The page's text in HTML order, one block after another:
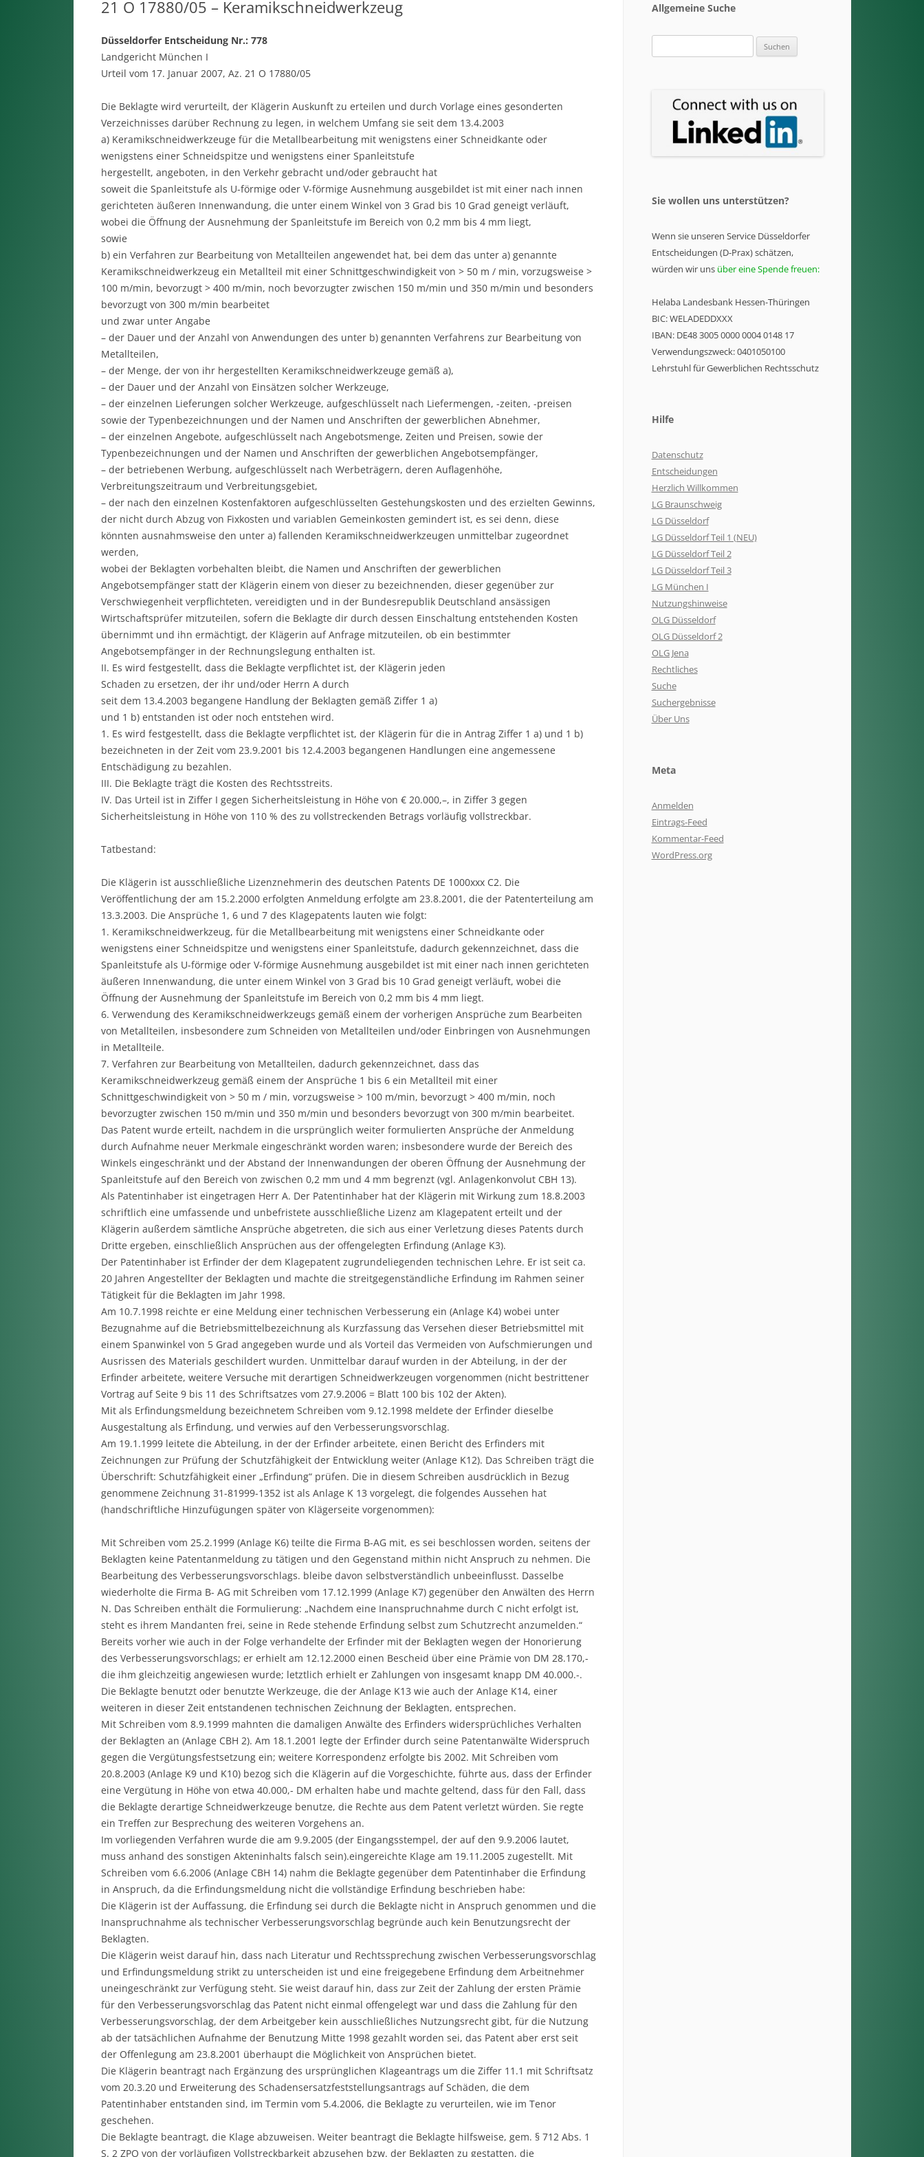
21 O 17880/05 – Keramikschneidwerkzeug
Düsseldorfer Entscheidung Nr.: 778
Landgericht München I
Urteil vom 17. Januar 2007, Az. 21 O 17880/05
Die Beklagte wird verurteilt, der Klägerin Auskunft zu erteilen und durch Vorlage eines gesonderten
Verzeichnisses darüber Rechnung zu legen, in welchem Umfang sie seit dem 13.4.2003
a) Keramikschneidwerkzeuge für die Metallbearbeitung mit wenigstens einer Schneidkante oder
wenigstens einer Schneidspitze und wenigstens einer Spanleitstufe
hergestellt, angeboten, in den Verkehr gebracht und/oder gebraucht hat
soweit die Spanleitstufe als U-förmige oder V-förmige Ausnehmung ausgebildet ist mit einer nach innen
gerichteten äußeren Innenwandung, die unter einem Winkel von 3 Grad bis 10 Grad geneigt verläuft,
wobei die Öffnung der Ausnehmung der Spanleitstufe im Bereich von 0,2 mm bis 4 mm liegt,
sowie
b) ein Verfahren zur Bearbeitung von Metallteilen angewendet hat, bei dem das unter a) genannte
Keramikschneidwerkzeug ein Metallteil mit einer Schnittgeschwindigkeit von > 50 m / min, vorzugsweise >
100 m/min, bevorzugt > 400 m/min, noch bevorzugter zwischen 150 m/min und 350 m/min und besonders
bevorzugt von 300 m/min bearbeitet
und zwar unter Angabe
– der Dauer und der Anzahl von Anwendungen des unter b) genannten Verfahrens zur Bearbeitung von
Metallteilen,
– der Menge, der von ihr hergestellten Keramikschneidwerkzeuge gemäß a),
– der Dauer und der Anzahl von Einsätzen solcher Werkzeuge,
– der einzelnen Lieferungen solcher Werkzeuge, aufgeschlüsselt nach Liefermengen, -zeiten, -preisen
sowie der Typenbezeichnungen und der Namen und Anschriften der gewerblichen Abnehmer,
– der einzelnen Angebote, aufgeschlüsselt nach Angebotsmenge, Zeiten und Preisen, sowie der
Typenbezeichnungen und der Namen und Anschriften der gewerblichen Angebotsempfänger,
– der betriebenen Werbung, aufgeschlüsselt nach Werbeträgern, deren Auflagenhöhe,
Verbreitungszeitraum und Verbreitungsgebiet,
– der nach den einzelnen Kostenfaktoren aufgeschlüsselten Gestehungskosten und des erzielten Gewinns,
der nicht durch Abzug von Fixkosten und variablen Gemeinkosten gemindert ist, es sei denn, diese
könnten ausnahmsweise den unter a) fallenden Keramikschneidwerkzeugen unmittelbar zugeordnet
werden,
wobei der Beklagten vorbehalten bleibt, die Namen und Anschriften der gewerblichen
Angebotsempfänger statt der Klägerin einem von dieser zu bezeichnenden, dieser gegenüber zur
Verschwiegenheit verpflichteten, vereidigten und in der Bundesrepublik Deutschland ansässigen
Wirtschaftsprüfer mitzuteilen, sofern die Beklagte dir durch dessen Einschaltung entstehenden Kosten
übernimmt und ihn ermächtigt, der Klägerin auf Anfrage mitzuteilen, ob ein bestimmter
Angebotsempfänger in der Rechnungslegung enthalten ist.
II. Es wird festgestellt, dass die Beklagte verpflichtet ist, der Klägerin jeden
Schaden zu ersetzen, der ihr und/oder Herrn A durch
seit dem 13.4.2003 begangene Handlung der Beklagten gemäß Ziffer 1 a)
und 1 b) entstanden ist oder noch entstehen wird.
1. Es wird festgestellt, dass die Beklagte verpflichtet ist, der Klägerin für die in Antrag Ziffer 1 a) und 1 b)
bezeichneten in der Zeit vom 23.9.2001 bis 12.4.2003 begangenen Handlungen eine angemessene
Entschädigung zu bezahlen.
III. Die Beklagte trägt die Kosten des Rechtsstreits.
IV. Das Urteil ist in Ziffer I gegen Sicherheitsleistung in Höhe von € 20.000,–, in Ziffer 3 gegen
Sicherheitsleistung in Höhe von 110 % des zu vollstreckenden Betrags vorläufig vollstreckbar.
Tatbestand:
Die Klägerin ist ausschließliche Lizenznehmerin des deutschen Patents DE 1000xxx C2. Die
Veröffentlichung der am 15.2.2000 erfolgten Anmeldung erfolgte am 23.8.2001, die der Patenterteilung am
13.3.2003. Die Ansprüche 1, 6 und 7 des Klagepatents lauten wie folgt:
1. Keramikschneidwerkzeug, für die Metallbearbeitung mit wenigstens einer Schneidkante oder
wenigstens einer Schneidspitze und wenigstens einer Spanleitstufe, dadurch gekennzeichnet, dass die
Spanleitstufe als U-förmige oder V-förmige Ausnehmung ausgebildet ist mit einer nach innen gerichteten
äußeren Innenwandung, die unter einem Winkel von 3 Grad bis 10 Grad geneigt verläuft, wobei die
Öffnung der Ausnehmung der Spanleitstufe im Bereich von 0,2 mm bis 4 mm liegt.
6. Verwendung des Keramikschneidwerkzeugs gemäß einem der vorherigen Ansprüche zum Bearbeiten
von Metallteilen, insbesondere zum Schneiden von Metallteilen und/oder Einbringen von Ausnehmungen
in Metallteile.
7. Verfahren zur Bearbeitung von Metallteilen, dadurch gekennzeichnet, dass das
Keramikschneidwerkzeug gemäß einem der Ansprüche 1 bis 6 ein Metallteil mit einer
Schnittgeschwindigkeit von > 50 m / min, vorzugsweise > 100 m/min, bevorzugt > 400 m/min, noch
bevorzugter zwischen 150 m/min und 350 m/min und besonders bevorzugt von 300 m/min bearbeitet.
Das Patent wurde erteilt, nachdem in die ursprünglich weiter formulierten Ansprüche der Anmeldung
durch Aufnahme neuer Merkmale eingeschränkt worden waren; insbesondere wurde der Bereich des
Winkels eingeschränkt und der Abstand der Innenwandungen der oberen Öffnung der Ausnehmung der
Spanleitstufe auf den Bereich von zwischen 0,2 mm und 4 mm begrenzt (vgl. Anlagenkonvolut CBH 13).
Als Patentinhaber ist eingetragen Herr A. Der Patentinhaber hat der Klägerin mit Wirkung zum 18.8.2003
schriftlich eine umfassende und unbefristete ausschließliche Lizenz am Klagepatent erteilt und der
Klägerin außerdem sämtliche Ansprüche abgetreten, die sich aus einer Verletzung dieses Patents durch
Dritte ergeben, einschließlich Ansprüchen aus der offengelegten Erfindung (Anlage K3).
Der Patentinhaber ist Erfinder der dem Klagepatent zugrundeliegenden technischen Lehre. Er ist seit ca.
20 Jahren Angestellter der Beklagten und machte die streitgegenständliche Erfindung im Rahmen seiner
Tätigkeit für die Beklagten im Jahr 1998.
Am 10.7.1998 reichte er eine Meldung einer technischen Verbesserung ein (Anlage K4) wobei unter
Bezugnahme auf die Betriebsmittelbezeichnung als Kurzfassung das Versehen dieser Betriebsmittel mit
einem Spanwinkel von 5 Grad angegeben wurde und als Vorteil das Vermeiden von Aufschmierungen und
Ausrissen des Materials geschildert wurden. Unmittelbar darauf wurden in der Abteilung, in der der
Erfinder arbeitete, weitere Versuche mit derartigen Schneidwerkzeugen vorgenommen (nicht bestrittener
Vortrag auf Seite 9 bis 11 des Schriftsatzes vom 27.9.2006 = Blatt 100 bis 102 der Akten).
Mit als Erfindungsmeldung bezeichnetem Schreiben vom 9.12.1998 meldete der Erfinder dieselbe
Ausgestaltung als Erfindung, und verwies auf den Verbesserungsvorschlag.
Am 19.1.1999 leitete die Abteilung, in der der Erfinder arbeitete, einen Bericht des Erfinders mit
Zeichnungen zur Prüfung der Schutzfähigkeit der Entwicklung weiter (Anlage K12). Das Schreiben trägt die
Überschrift: Schutzfähigkeit einer „Erfindung“ prüfen. Die in diesem Schreiben ausdrücklich in Bezug
genommene Zeichnung 31-81999-1352 ist als Anlage K 13 vorgelegt, die folgendes Aussehen hat
(handschriftliche Hinzufügungen später von Klägerseite vorgenommen):
Mit Schreiben vom 25.2.1999 (Anlage K6) teilte die Firma B-AG mit, es sei beschlossen worden, seitens der
Beklagten keine Patentanmeldung zu tätigen und den Gegenstand mithin nicht Anspruch zu nehmen. Die
Bearbeitung des Verbesserungsvorschlags. bleibe davon selbstverständlich unbeeinflusst. Dasselbe
wiederholte die Firma B- AG mit Schreiben vom 17.12.1999 (Anlage K7) gegenüber den Anwälten des Herrn
N. Das Schreiben enthält die Formulierung: „Nachdem eine Inanspruchnahme durch C nicht erfolgt ist,
steht es ihrem Mandanten frei, seine in Rede stehende Erfindung selbst zum Schutzrecht anzumelden.“
Bereits vorher wie auch in der Folge verhandelte der Erfinder mit der Beklagten wegen der Honorierung
des Verbesserungsvorschlags; er erhielt am 12.12.2000 einen Bescheid über eine Prämie von DM 28.170,-
die ihm gleichzeitig angewiesen wurde; letztlich erhielt er Zahlungen von insgesamt knapp DM 40.000.-.
Die Beklagte benutzt oder benutzte Werkzeuge, die der Anlage K13 wie auch der Anlage K14, einer
weiteren in dieser Zeit entstandenen technischen Zeichnung der Beklagten, entsprechen.
Mit Schreiben vom 8.9.1999 mahnten die damaligen Anwälte des Erfinders widersprüchliches Verhalten
der Beklagten an (Anlage CBH 2). Am 18.1.2001 legte der Erfinder durch seine Patentanwälte Widerspruch
gegen die Vergütungsfestsetzung ein; weitere Korrespondenz erfolgte bis 2002. Mit Schreiben vom
20.8.2003 (Anlage K9 und K10) bezog sich die Klägerin auf die Vorgeschichte, führte aus, dass der Erfinder
eine Vergütung in Höhe von etwa 40.000,- DM erhalten habe und machte geltend, dass für den Fall, dass
die Beklagte derartige Schneidwerkzeuge benutze, die Rechte aus dem Patent verletzt würden. Sie regte
ein Treffen zur Besprechung des weiteren Vorgehens an.
Im vorliegenden Verfahren wurde die am 9.9.2005 (der Eingangsstempel, der auf den 9.9.2006 lautet,
muss anhand des sonstigen Akteninhalts falsch sein).eingereichte Klage am 19.11.2005 zugestellt. Mit
Schreiben vom 6.6.2006 (Anlage CBH 14) nahm die Beklagte gegenüber dem Patentinhaber die Erfindung
in Anspruch, da die Erfindungsmeldung nicht die vollständige Erfindung beschrieben habe:
Die Klägerin ist der Auffassung, die Erfindung sei durch die Beklagte nicht in Anspruch genommen und die
Inanspruchnahme als technischer Verbesserungsvorschlag begründe auch kein Benutzungsrecht der
Beklagten.
Die Klägerin weist darauf hin, dass nach Literatur und Rechtssprechung zwischen Verbesserungsvorschlag
und Erfindungsmeldung strikt zu unterscheiden ist und eine freigegebene Erfindung dem Arbeitnehmer
uneingeschränkt zur Verfügung steht. Sie weist darauf hin, dass zur Zeit der Zahlung der ersten Prämie
für den Verbesserungsvorschlag das Patent nicht einmal offengelegt war und dass die Zahlung für den
Verbesserungsvorschlag, der dem Arbeitgeber kein ausschließliches Nutzungsrecht gibt, für die Nutzung
ab der tatsächlichen Aufnahme der Benutzung Mitte 1998 gezahlt worden sei, das Patent aber erst seit
der Offenlegung am 23.8.2001 überhaupt die Möglichkeit von Ansprüchen bietet.
Die Klägerin beantragt nach Ergänzung des ursprünglichen Klageantrags um die Ziffer 11.1 mit Schriftsatz
vom 20.3.20 und Erweiterung des Schadensersatzfeststellungsantrags auf Schäden, die dem
Patentinhaber entstanden sind, im Termin vom 5.4.2006, die Beklagte zu verurteilen, wie im Tenor
geschehen.
Die Beklagte beantragt, die Klage abzuweisen. Weiter beantragt die Beklagte hilfsweise, gem. § 712 Abs. 1
S. 2 ZPO von der vorläufigen Vollstreckbarkeit abzusehen bzw. der Beklagten zu gestatten, die
Allgemeine Suche
nach:
Sie wollen uns unterstützen?
Wenn sie unseren Service Düsseldorfer
Entscheidungen (D-Prax) schätzen,
würden wir uns über eine Spende freuen:
Helaba Landesbank Hessen-Thüringen
BIC: WELADEDDXXX
IBAN: DE48 3005 0000 0004 0148 17
Verwendungszweck: 0401050100
Lehrstuhl für Gewerblichen Rechtsschutz
Hilfe
Datenschutz
Entscheidungen
Herzlich Willkommen
LG Braunschweig
LG Düsseldorf
LG Düsseldorf Teil 1 (NEU)
LG Düsseldorf Teil 2
LG Düsseldorf Teil 3
LG München I
Nutzungshinweise
OLG Düsseldorf
OLG Düsseldorf 2
OLG Jena
Rechtliches
Suche
Suchergebnisse
Über Uns
Meta
Anmelden
Eintrags-Feed
Kommentar-Feed
WordPress.org